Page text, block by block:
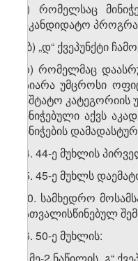
„ბ) რომელსაც
საკანდიდატო
გ.ბ) „დ“ ქვეპუნქტი
„დ) რომელმაც
გაიარა უმცროსი
საშტატო
მინიჭებული აქვს
მინიჭების
14. 44-ე მუხლის
15. 45-ე მუხლს
„10. სამხედრო
გათვალისწინებულ
16. 50-ე მუხლის: